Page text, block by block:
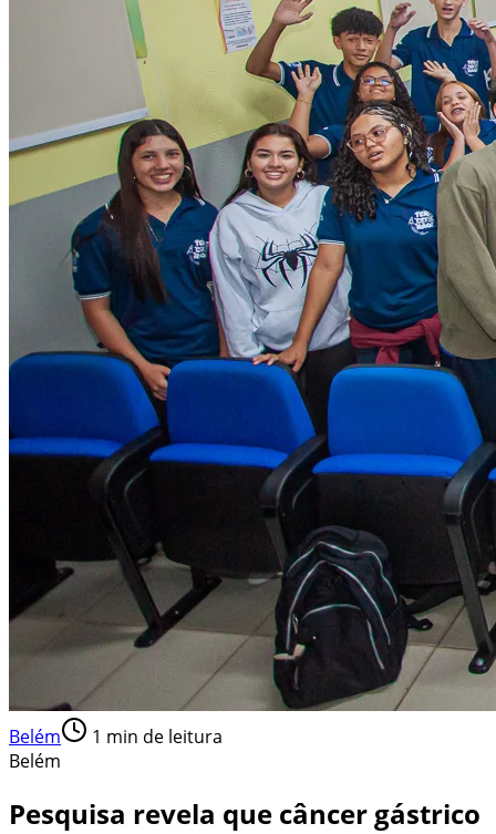
Belém 1 min de leitura
Belém
Pesquisa revela que câncer gástrico